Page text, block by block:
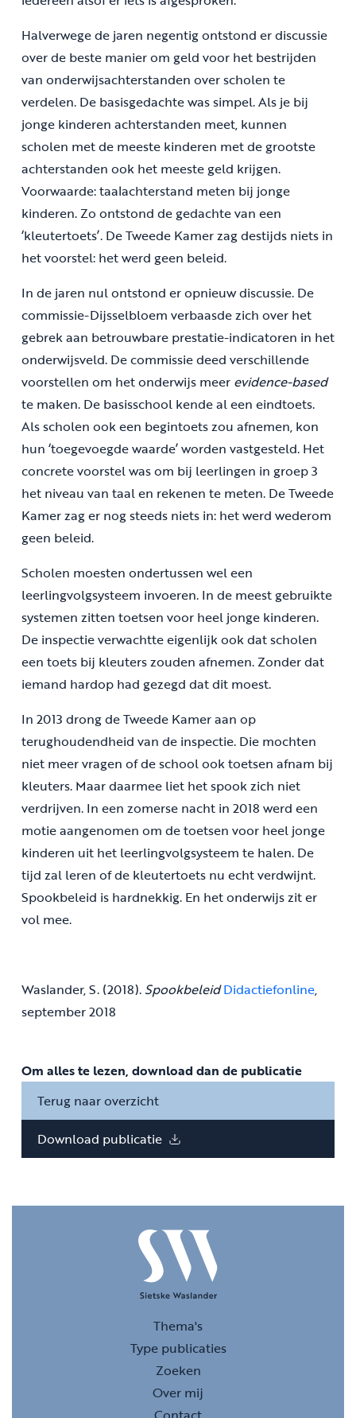
Halverwege de jaren negentig ontstond er discussie
over de beste manier om geld voor het bestrijden
van onderwijsachterstanden over scholen te
verdelen. De basisgedachte was simpel. Als je bij
jonge kinderen achterstanden meet, kunnen
scholen met de meeste kinderen met de grootste
achterstanden ook het meeste geld krijgen.
Voorwaarde: taalachterstand meten bij jonge
kinderen. Zo ontstond de gedachte van een
‘kleutertoets’. De Tweede Kamer zag destijds niets in
het voorstel: het werd geen beleid.
In de jaren nul ontstond er opnieuw discussie. De
commissie-Dijsselbloem verbaasde zich over het
gebrek aan betrouwbare prestatie-indicatoren in het
onderwijsveld. De commissie deed verschillende
voorstellen om het onderwijs meer evidence-based
te maken. De basisschool kende al een eindtoets.
Als scholen ook een begintoets zou afnemen, kon
hun ‘toegevoegde waarde’ worden vastgesteld. Het
concrete voorstel was om bij leerlingen in groep 3
het niveau van taal en rekenen te meten. De Tweede
Kamer zag er nog steeds niets in: het werd wederom
geen beleid.
Scholen moesten ondertussen wel een
leerlingvolgsysteem invoeren. In de meest gebruikte
systemen zitten toetsen voor heel jonge kinderen.
De inspectie verwachtte eigenlijk ook dat scholen
een toets bij kleuters zouden afnemen. Zonder dat
iemand hardop had gezegd dat dit moest.
In 2013 drong de Tweede Kamer aan op
terughoudendheid van de inspectie. Die mochten
niet meer vragen of de school ook toetsen afnam bij
kleuters. Maar daarmee liet het spook zich niet
verdrijven. In een zomerse nacht in 2018 werd een
motie aangenomen om de toetsen voor heel jonge
kinderen uit het leerlingvolgsysteem te halen. De
tijd zal leren of de kleutertoets nu echt verdwijnt.
Spookbeleid is hardnekkig. En het onderwijs zit er
vol mee.
Waslander, S. (2018). Spookbeleid Didactiefonline,
september 2018
Om alles te lezen, download dan de publicatie
Terug naar overzicht
Download publicatie
Thema's
Type publicaties
Zoeken
Over mij